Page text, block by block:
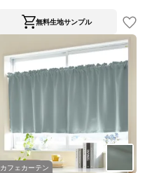
無料生地サンプル
カフェカーテン